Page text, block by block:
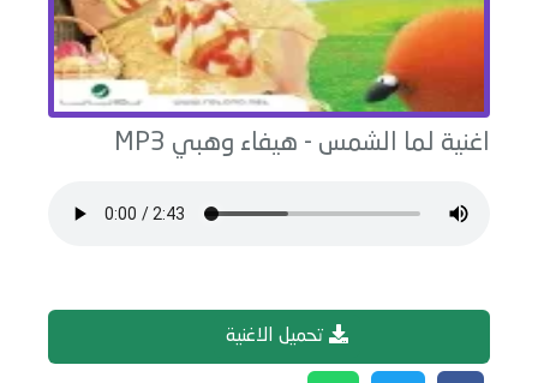
اغنية لما الشمس - هيفاء وهبي
تحميل الاغنية